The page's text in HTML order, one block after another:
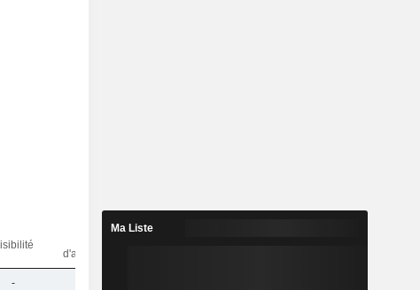
d'analystes
-
Ma Liste